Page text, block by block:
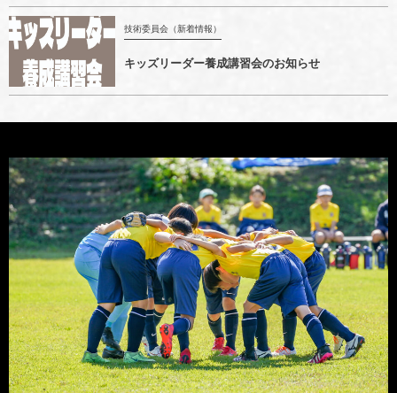
技術委員会（新着情報）
キッズリーダー養成講習会のお知らせ